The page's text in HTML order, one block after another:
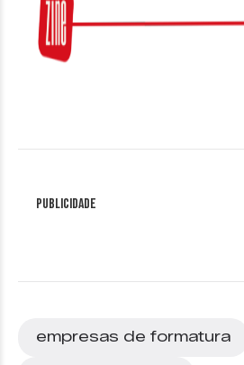
Publicidade
empresas de formatura